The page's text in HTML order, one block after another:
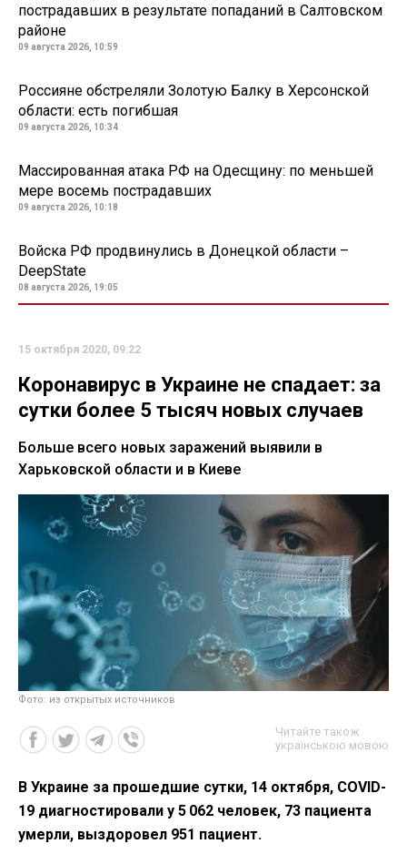
пострадавших в результате попаданий в Салтовском
районе
09 августа 2026, 10:59
Россияне обстреляли Золотую Балку в Херсонской
области: есть погибшая
09 августа 2026, 10:34
Массированная атака РФ на Одесщину: по меньшей
мере восемь пострадавших
09 августа 2026, 10:18
Войска РФ продвинулись в Донецкой области –
DeepState
08 августа 2026, 19:05
15 октября 2020, 09:22
Коронавирус в Украине не спадает: за
сутки более 5 тысяч новых случаев
Больше всего новых заражений выявили в
Харьковской области и в Киеве
Фото: из открытых источников
Читайте також
українською мовою
В Украине за прошедшие сутки, 14 октября, COVID-
19 диагностировали у 5 062 человек, 73 пациента
умерли, выздоровел 951 пациент.